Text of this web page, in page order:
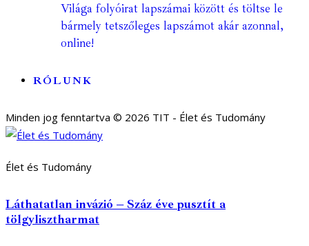
Világa folyóirat lapszámai között és töltse le
bármely tetszőleges lapszámot akár azonnal,
online!
RÓLUNK
Minden jog fenntartva © 2026 TIT - Élet és Tudomány
Élet és Tudomány
Láthatatlan invázió – Száz éve pusztít a
tölgylisztharmat